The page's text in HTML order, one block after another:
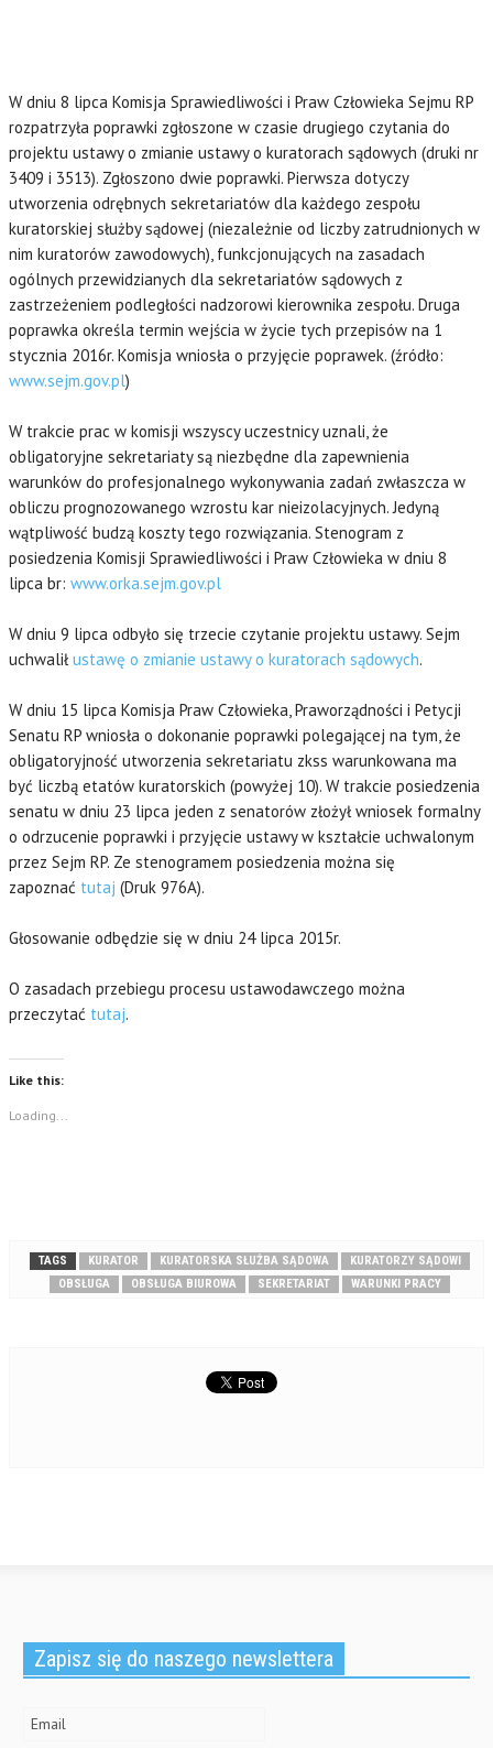
W dniu 8 lipca Komisja Sprawiedliwości i Praw Człowieka Sejmu RP
rozpatrzyła poprawki zgłoszone w czasie drugiego czytania do
projektu ustawy o zmianie ustawy o kuratorach sądowych (druki nr
3409 i 3513). Zgłoszono dwie poprawki. Pierwsza dotyczy
utworzenia odrębnych sekretariatów dla każdego zespołu
kuratorskiej służby sądowej (niezależnie od liczby zatrudnionych w
nim kuratorów zawodowych), funkcjonujących na zasadach
ogólnych przewidzianych dla sekretariatów sądowych z
zastrzeżeniem podległości nadzorowi kierownika zespołu. Druga
poprawka określa termin wejścia w życie tych przepisów na 1
stycznia 2016r. Komisja wniosła o przyjęcie poprawek. (źródło:
www.sejm.gov.pl)
W trakcie prac w komisji wszyscy uczestnicy uznali, że
obligatoryjne sekretariaty są niezbędne dla zapewnienia
warunków do profesjonalnego wykonywania zadań zwłaszcza w
obliczu prognozowanego wzrostu kar nieizolacyjnych. Jedyną
wątpliwość budzą koszty tego rozwiązania. Stenogram z
posiedzenia Komisji Sprawiedliwości i Praw Człowieka w dniu 8
lipca br: www.orka.sejm.gov.pl
W dniu 9 lipca odbyło się trzecie czytanie projektu ustawy. Sejm
uchwaliłustawę o zmianie ustawy o kuratorach sądowych.
W dniu 15 lipca Komisja Praw Człowieka, Praworządności i Petycji
Senatu RP wniosła o dokonanie poprawki polegającej na tym, że
obligatoryjność utworzenia sekretariatu zkss warunkowana ma
być liczbą etatów kuratorskich (powyżej 10). W trakcie posiedzenia
senatu w dniu 23 lipca jeden z senatorów złożył wniosek formalny
o odrzucenie poprawki i przyjęcie ustawy w kształcie uchwalonym
przez Sejm RP. Ze stenogramem posiedzenia można się
zapoznać tutaj (Druk 976A).
Głosowanie odbędzie się w dniu 24 lipca 2015r.
O zasadach przebiegu procesu ustawodawczego można
przeczytać tutaj.
Like this:
Loading...
TAGS KURATOR KURATORSKA SŁUŻBA SĄDOWA
KURATORZY SĄDOWI
OBSŁUGA
OBSŁUGA BIUROWA SEKRETARIAT WARUNKI PRACY
Zapisz się do naszego newslettera